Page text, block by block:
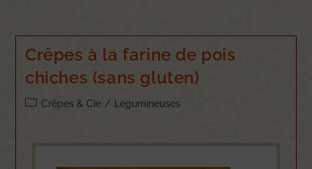
Crêpes à la farine de pois
chiches (sans gluten)
Crêpes & Cie / Légumineuses